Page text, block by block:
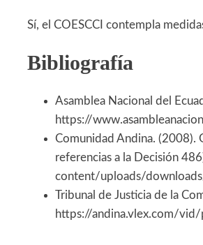
Sí, el COESCCI contempla
Bibliografía
Asamblea Nacional del
https://
Comunidad Andina. (2008).
referencias a la Decisión
content/uploads/
Tribunal de Justicia de la
https://andina.vlex.com/